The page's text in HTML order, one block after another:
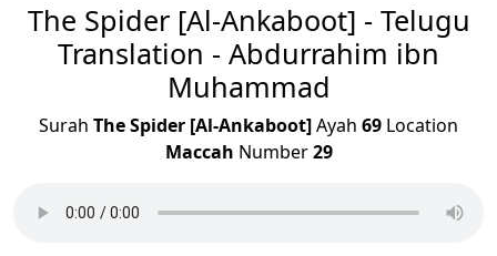
The Spider [Al-Ankaboot] - Telugu
Translation - Abdurrahim ibn
Muhammad
Surah The Spider [Al-Ankaboot]Ayah 69 Location
Maccah Number29